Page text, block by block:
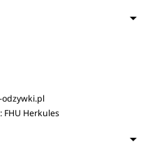
arrow_drop_down
FHU Herkules
arrow_drop_down